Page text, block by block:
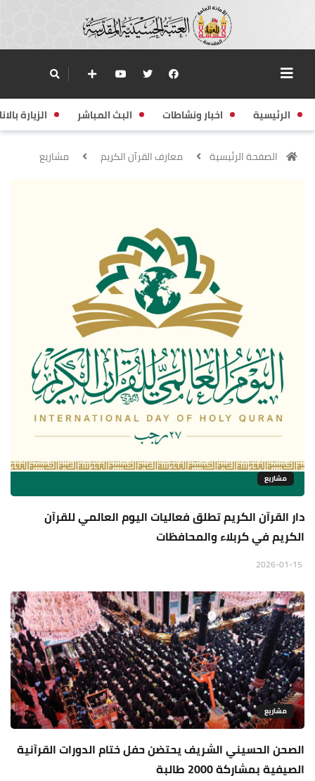
الرئيسية اخبار ونشاطات البث المباشر الزيارة
الصفحة الرئيسية معارف القرآن الكريم مشاريع
مشاريع
دار القرآن الكريم تطلق فعاليات اليوم العالمي للقرآن
الكريم في كربلاء والمحافظات
مشاريع
الصحن الحسيني الشريف يحتضن حفل ختام الدورات القرآنية
الصيفية بمشاركة 2000 طالبة